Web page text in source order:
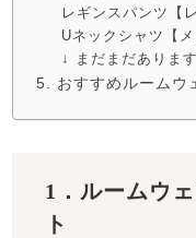
レギンスパンツ【
Uネックシャツ【メ
↓ まだまだありま
5. おすすめルームウ
1．ルームウ
ト